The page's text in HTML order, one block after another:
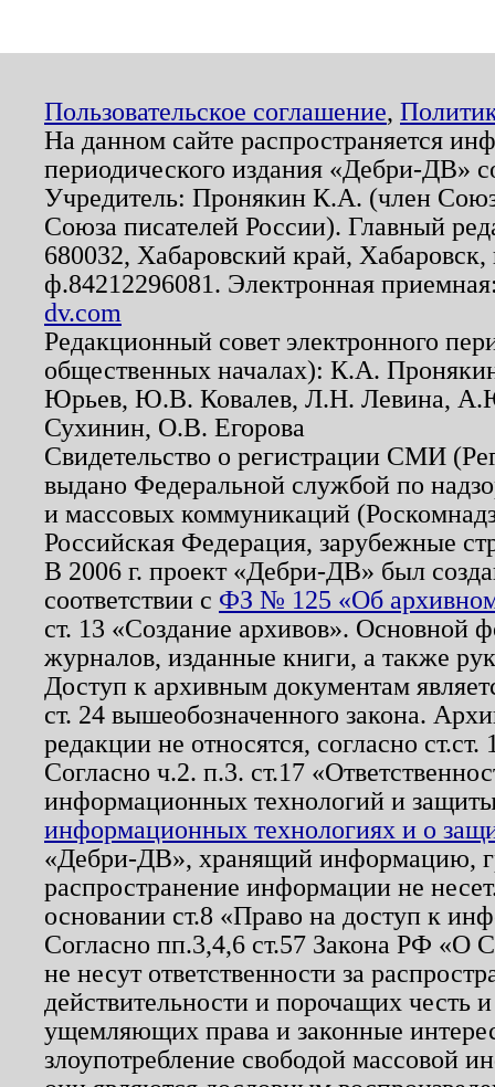
Пользовательское соглашение,
На данном сайте распространяется
периодического издания «Дебри-ДВ»
Учредитель: Пронякин К.А. (член
Союза писателей России). Главный
680032, Хабаровский край,
ф.84212296081. Электронная
dv.com
Редакционный совет электронного
общественных началах): К.А.
Юрьев, Ю.В. Ковалев, Л.Н. Левина,
Сухинин, О.В. Егорова
Свидетельство о регистрации СМИ
выдано Федеральной службой по
и массовых коммуникаций
Российская Федерация, зарубежные
В 2006 г. проект «Дебри-ДВ» был
соответствии с ФЗ № 125 «Об
ст. 13 «Создание архивов». Основной
журналов, изданные книги, а также
Доступ к архивным документам
ст. 24 вышеобозначенного закона.
редакции не относятся, согласно
Согласно ч.2. п.3. ст.17
информационных технологий и
информационных технологиях и о
«Дебри-ДВ», хранящий информацию,
распространение информации не
основании ст.8 «Право на доступ к
Согласно пп.3,4,6 ст.57 Закона РФ «О
не несут ответственности за
действительности и порочащих честь
ущемляющих права и законные
злоупотребление свободой массовой